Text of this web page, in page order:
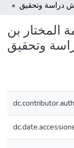
المختار بن